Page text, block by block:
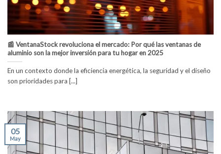
📰 VentanaStock revoluciona el mercado: Por qué las ventanas de
aluminio son la mejor inversión para tu hogar en 2025
En un contexto donde la eficiencia energética, la seguridad y el diseño
son prioridades para [...]
05
May